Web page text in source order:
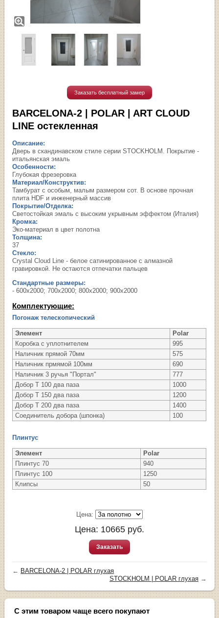
Заказать бесплатный замер
BARCELONA-2 | POLAR | ART CLOUD
LINE остекленная
Описание:
Дверь в скандинавском стиле серии STOCKHOLM. Покрытие -
итальянская эмаль
Особенности:
Глубокая фрезеровка
Материал/Конструктив:
Тамбурат с особым, малым размером сот. В основе прочная
плита HDF и инженерный массив
Покрытие/Отделка:
Светостойкая эмаль с высоким укрывным эффектом (Италия)
Кромка:
Эко-материал в цвет полотна
Толщина:
37
Стекло:
Crystal Cloud Line - белое сатинированное с алмазной
гравировкой. Не остаются отпечатки пальцев
Стандартные размеры:
- 600х2000; 700х2000; 800х2000; 900х2000
Комплектующие:
Погонаж телескопический
Элемент
Polar
Коробка с уплотнителем
995
Наличник прямой 70мм
575
Наличник прмямой 100мм
690
Наличник 3 ручья "Портал"
777
Добор Т 100 два паза
1000
Добор Т 150 два паза
1200
Добор Т 200 два паза
1400
Соединитель добора (шпонка)
100
Плинтус
Элемент
Polar
Плинтус 70
940
Плинтус 100
1250
Клипсы
50
Цена:
Цена: 10665 руб.
Заказать
← BARCELONA-2 | POLAR глухая
STOCKHOLM | POLAR глухая→
С этим товаром чаще всего покупают